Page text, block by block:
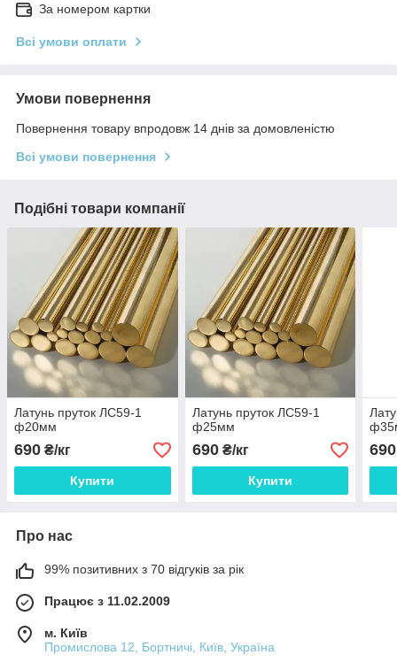
За номером картки
Всі умови оплати
Умови повернення
Повернення товару впродовж 14 днів за домовленістю
Всі умови повернення
Подібні товари компанії
Латунь пруток ЛС59-1
ф20мм
690 ₴/кг
Купити
Латунь пруток ЛС59-1
ф25мм
690₴/кг
Купити
690
Про нас
99% позитивних з 70 відгуків за рік
Працює з 11.02.2009
м. Київ
Промислова 12, Бортничі, Київ, Україна